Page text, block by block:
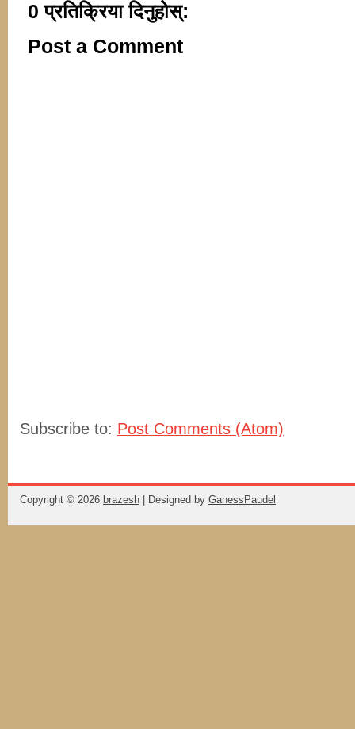
0 प्रतिक्रिया दिनुहोस्:
Post a Comment
Subscribe to: Post Comments (Atom)
Copyright © 2026 brazesh | Designed by GanessPaudel